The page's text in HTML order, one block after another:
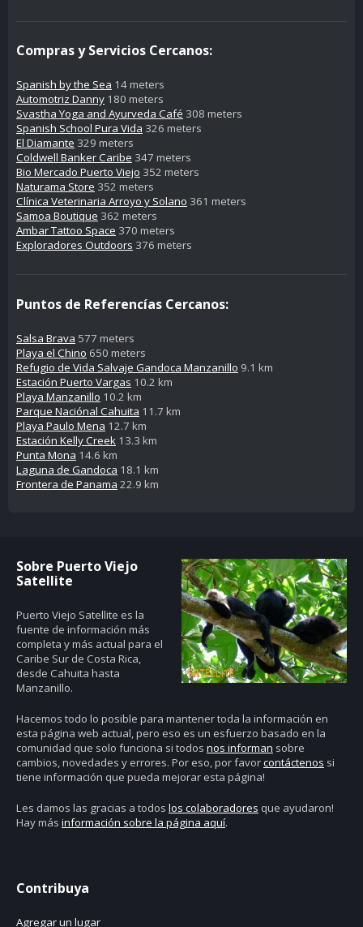
Compras y Servicios Cercanos:
Spanish by the Sea 14 meters
Automotriz Danny 180 meters
Svastha Yoga and Ayurveda Café 308 meters
Spanish School Pura Vida 326 meters
El Diamante 329 meters
Coldwell Banker Caribe 347 meters
Bio Mercado Puerto Viejo 352 meters
Naturama Store 352 meters
Clínica Veterinaria Arroyo y Solano 361 meters
Samoa Boutique 362 meters
Ambar Tattoo Space 370 meters
Exploradores Outdoors 376 meters
Puntos de Referencías Cercanos:
Salsa Brava 577 meters
Playa el Chino 650 meters
Refugio de Vida Salvaje Gandoca Manzanillo 9.1 km
Estación Puerto Vargas 10.2 km
Playa Manzanillo 10.2 km
Parque Naciónal Cahuita 11.7 km
Playa Paulo Mena 12.7 km
Estación Kelly Creek 13.3 km
Punta Mona 14.6 km
Laguna de Gandoca 18.1 km
Frontera de Panama 22.9 km
Sobre Puerto Viejo
Satellite
Puerto Viejo Satellite es la
fuente de información más
completa y más actual para el
Caribe Sur de Costa Rica,
desde Cahuita hasta
Manzanillo.
Hacemos todo lo posible para mantener toda la información en
esta página web actual, pero eso es un esfuerzo basado en la
comunidad que solo funciona si todos nos informan sobre
cambios, novedades y errores. Por eso, por favorcontáctenos si
tiene información que pueda mejorar esta página!
Les damos las gracias a todos los colaboradores que ayudaron!
Hay más información sobre la página aquí.
Contribuya
Agregar un lugar